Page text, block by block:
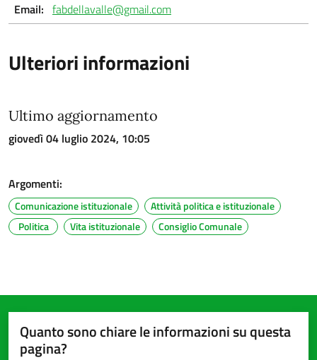
Email: fabdellavalle@gmail.com
Ulteriori informazioni
Ultimo aggiornamento
giovedì 04 luglio 2024, 10:05
Argomenti:
Comunicazione istituzionale
Attività politica e istituzionale
Politica
Vita istituzionale Consiglio Comunale
Quanto sono chiare le informazioni su questa
pagina?